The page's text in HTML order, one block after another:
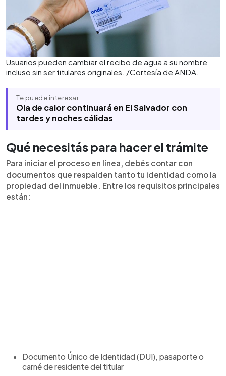
Usuarios pueden cambiar el recibo de agua a su nombre
incluso sin ser titulares originales. /Cortesía de ANDA.
Te puede interesar:
Ola de calor continuará en El Salvador con
tardes y noches cálidas
Qué necesitás para hacer el trámite
Para iniciar el proceso en línea, debés contar con
documentos que respalden tanto tu identidad como la
propiedad del inmueble. Entre los requisitos principales
están:
Documento Único de Identidad (DUI), pasaporte o
carné de residente del titular